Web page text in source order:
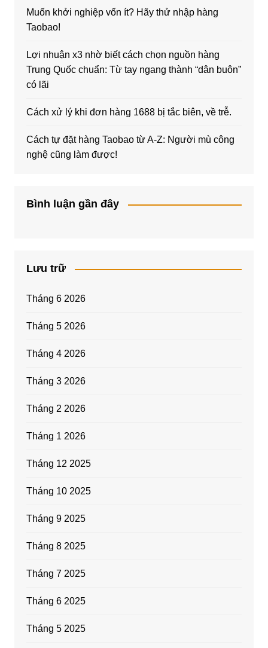
Muốn khởi nghiệp vốn ít? Hãy thử nhập hàng
Taobao!
Lợi nhuận x3 nhờ biết cách chọn nguồn hàng
Trung Quốc chuẩn: Từ tay ngang thành “dân buôn”
có lãi
Cách xử lý khi đơn hàng 1688 bị tắc biên, về trễ.
Cách tự đặt hàng Taobao từ A-Z: Người mù công
nghệ cũng làm được!
Bình luận gần đây
Lưu trữ
Tháng 6 2026
Tháng 5 2026
Tháng 4 2026
Tháng 3 2026
Tháng 2 2026
Tháng 1 2026
Tháng 12 2025
Tháng 10 2025
Tháng 9 2025
Tháng 8 2025
Tháng 7 2025
Tháng 6 2025
Tháng 5 2025